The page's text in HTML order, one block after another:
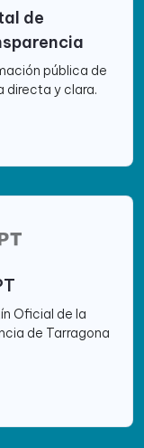
de
pública de
directa y clara.
Oficial de la
de Tarragona